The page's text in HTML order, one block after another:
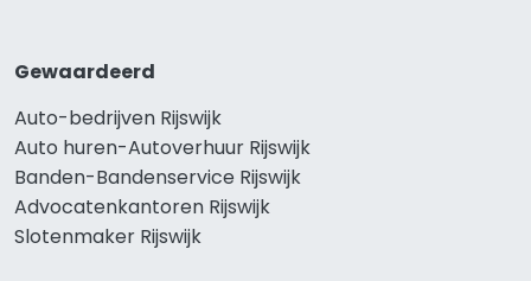
Gewaardeerd
Auto-bedrijven Rijswijk
Auto huren-Autoverhuur Rijswijk
Banden-Bandenservice Rijswijk
Advocatenkantoren Rijswijk
Slotenmaker Rijswijk